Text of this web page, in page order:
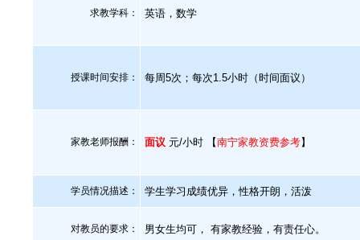
求教学科： 英语，数学
授课时间安排： 每周5次；每次1.5小时（时间面议）
家教老师报酬： 面议 元/小时 【南宁家教资费参考】
学员情况描述： 学生学习成绩优异，性格开朗，活泼
对教员的要求： 男女生均可， 有家教经验，有责任心。